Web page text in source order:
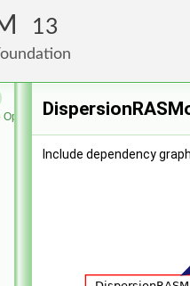
13
OpenFOAM Foundation
Include dependency